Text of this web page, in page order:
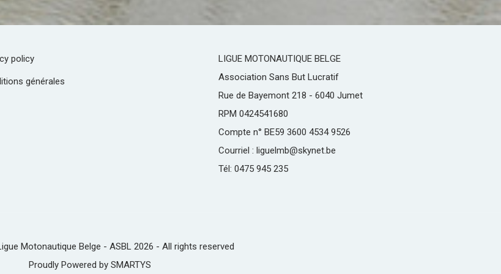
policy
générales
LIGUE MOTONAUTIQUE BELGE
Association Sans But Lucratif
Rue de Bayemont 218 - 6040 Jumet
RPM 0424541680
Compte n° BE59 3600 4534 9526
Courriel : liguelmb@skynet.be
Tél: 0475 945 235
Motonautique Belge - ASBL 2026 - All rights reserved
Proudly Powered by SMARTYS